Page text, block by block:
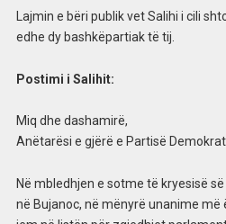
Lajmin e bëri publik vet Salihi i cili
edhe dy bashkëpartiak të tij.
Postimi i Salihit:
Miq dhe dashamirë,
Anëtarësi e gjërë e Partisë
Në mbledhjen e sotme të kryesisë
në Bujanoc, në mënyrë unanime më